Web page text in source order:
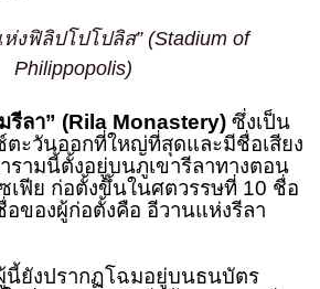
งฟิลิปโปโปลิส” (Stadium of
Philippopolis)
รีลา” (Rila Monastery) ซึ่งเป็น
ตะวันออกที่ใหญ่ที่สุดและมีชื่อเสียง
รามนี้ตั้งอยู่บนภูเขารีลาทางตอน
เฟีย ก่อตั้งขึ้นในศตวรรษที่ 10 ชื่อ
ของผู้ก่อตั้งคือ อีวานแห่งรีลา
นี้ยังปรากฏโฉมอยู่บนธนบัตร